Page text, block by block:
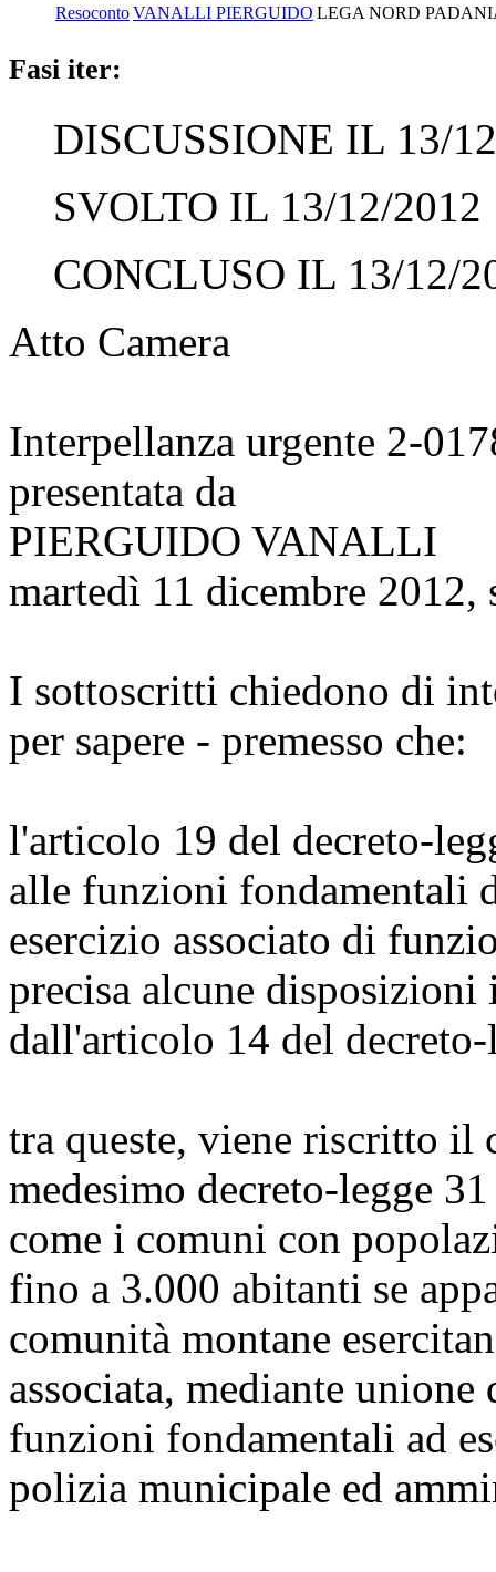
ResocontoVANALLI PIERGUIDO LEGA NORD
Fasi iter:
DISCUSSIONE IL 13/
SVOLTO IL 13/12/2012
CONCLUSO IL 13/12/
Atto Camera
Interpellanza urgente 2-
presentata da
PIERGUIDO VANALLI
martedì 11 dicembre 2012,
I sottoscritti chiedono di
per sapere - premesso che:
l'articolo 19 del decreto-
alle funzioni fondamentali
esercizio associato di
precisa alcune
dall'articolo 14 del
tra queste, viene riscritto il
medesimo decreto-legge
come i comuni con
fino a 3.000 abitanti se
comunità montane
associata, mediante
funzioni fondamentali ad
polizia municipale ed